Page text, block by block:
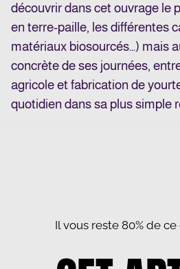
découvrir dans cet ouvrage le
en terre-paille, les différentes
matériaux biosourcés…) mais
concrète de ses journées,
agricole et fabrication de
quotidien dans sa plus simple
Il vous reste 80% de